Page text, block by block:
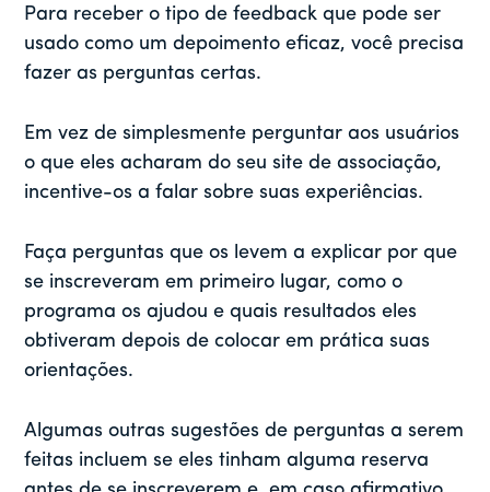
Para receber o tipo de feedback que pode ser
usado como um depoimento eficaz, você precisa
fazer as perguntas certas.
Em vez de simplesmente perguntar aos usuários
o que eles acharam do seu site de associação,
incentive-os a falar sobre suas experiências.
Faça perguntas que os levem a explicar por que
se inscreveram em primeiro lugar, como o
programa os ajudou e quais resultados eles
obtiveram depois de colocar em prática suas
orientações.
Algumas outras sugestões de perguntas a serem
feitas incluem se eles tinham alguma reserva